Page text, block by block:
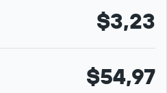
$3,23
$54,97